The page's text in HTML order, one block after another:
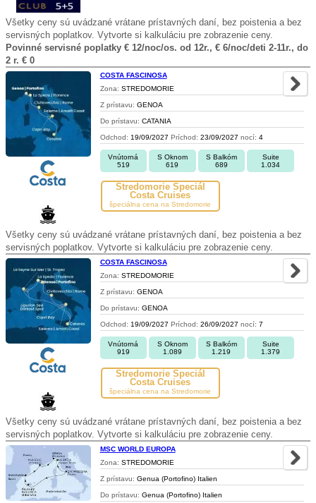
Všetky ceny sú uvádzané vrátane prístavných daní, bez poistenia a bez
servisných poplatkov. Vytvorte si kalkuláciu pre zobrazenie ceny.
Povinné servisné poplatky € 12/noc/os. od 12r., € 6/noc/deti 2-11r., do
2 r. € 0
COSTA FASCINOSA
Zona: STREDOMORIE
Z prístavu: GENOA
Do prístavu: CATANIA
Odchod: 19/09/2027 Príchod: 23/09/2027 nocí: 4
Vnútorná
519
S Oknom
619
S Balkóm
689
Suite
1.034
Stredomorie Špeciál
Costa Cruises
špeciálna cena na Stredomorie
Všetky ceny sú uvádzané vrátane prístavných daní, bez poistenia a bez
servisných poplatkov. Vytvorte si kalkuláciu pre zobrazenie ceny.
COSTA FASCINOSA
Zona: STREDOMORIE
Z prístavu: GENOA
Do prístavu: GENOA
Odchod: 19/09/2027 Príchod: 26/09/2027 nocí: 7
Vnútorná
919
S Oknom
1.089
S Balkóm
1.219
Suite
1.379
Stredomorie Špeciál
Costa Cruises
špeciálna cena na Stredomorie
Všetky ceny sú uvádzané vrátane prístavných daní, bez poistenia a bez
servisných poplatkov. Vytvorte si kalkuláciu pre zobrazenie ceny.
MSC WORLD EUROPA
Zona: STREDOMORIE
Z prístavu: Genua (Portofino) Italien
Do prístavu: Genua (Portofino) Italien